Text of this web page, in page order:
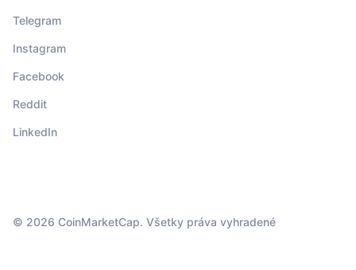
Telegram
Instagram
Facebook
Reddit
LinkedIn
© 2026 CoinMarketCap. Všetky práva vyhradené